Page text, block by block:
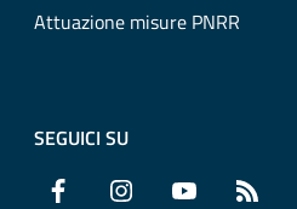
Attuazione misure PNRR
SEGUICI SU
Facebook Instagram YouTube